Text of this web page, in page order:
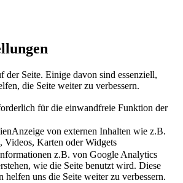
der Seite. Einige davon sind essenziell,
die Seite weiter zu verbessern.
für die einwandfreie Funktion der
Anzeige von externen Inhalten wie z.B.
Videos, Karten oder Widgets
z.B. von Google Analytics
wie die Seite benutzt wird. Diese
helfen uns die Seite weiter zu verbessern.